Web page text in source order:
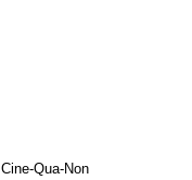
Cine-Qua-Non